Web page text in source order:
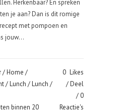
Herkenbaar? En spreken
je aan? Dan is dit romige
met pompoen en
jouw...
/Home /
/Lunch /Lunch /
binnen 20
0 Likes
Deel
0
Reactie's